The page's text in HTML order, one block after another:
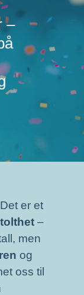
–
er et
–
men
og
oss til